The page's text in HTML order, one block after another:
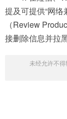
提及可提供“网
（Review
接删除信息并拉
未经允许不